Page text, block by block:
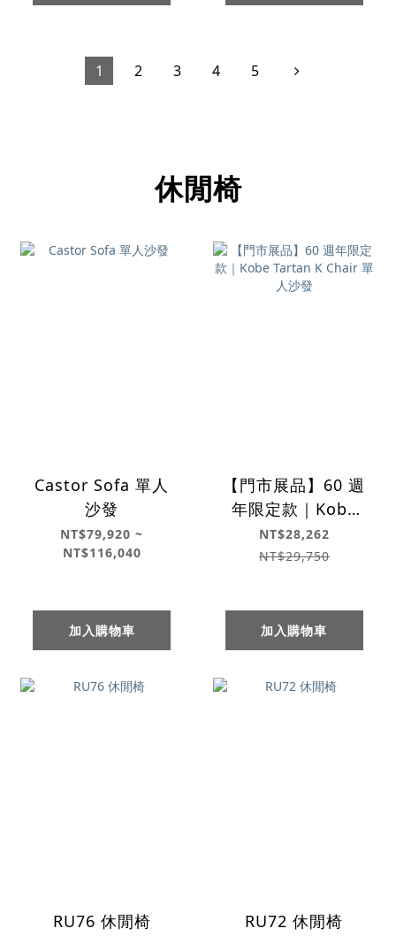
1 2 3 4 5
休閒椅
Castor Sofa 單人
沙發
NT$79,920 ~
NT$116,040
加入購物車
【門市展品】60 週
年限定款｜Kobe
Tartan K Chair 單
人沙發
NT$28,262
NT$29,750
加入購物車
RU76 休閒椅 RU72 休閒椅